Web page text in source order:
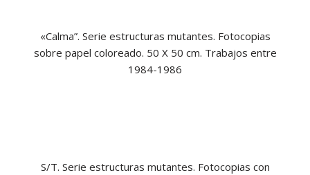
«Calma”. Serie estructuras mutantes. Fotocopias
sobre papel coloreado. 50 X 50 cm. Trabajos entre
1984-1986
S/T. Serie estructuras mutantes. Fotocopias con